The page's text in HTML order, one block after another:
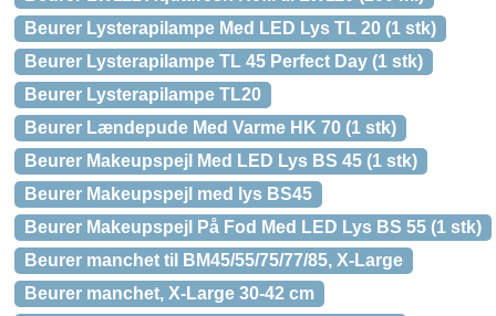
Beurer Lysterapilampe Med LED Lys TL 20 (1 stk)
Beurer Lysterapilampe TL 45 Perfect Day (1 stk)
Beurer Lysterapilampe TL20
Beurer Lændepude Med Varme HK 70 (1 stk)
Beurer Makeupspejl Med LED Lys BS 45 (1 stk)
Beurer Makeupspejl med lys BS45
Beurer Makeupspejl På Fod Med LED Lys BS 55 (1 stk)
Beurer manchet til BM45/55/75/77/85, X-Large
Beurer manchet, X-Large 30-42 cm